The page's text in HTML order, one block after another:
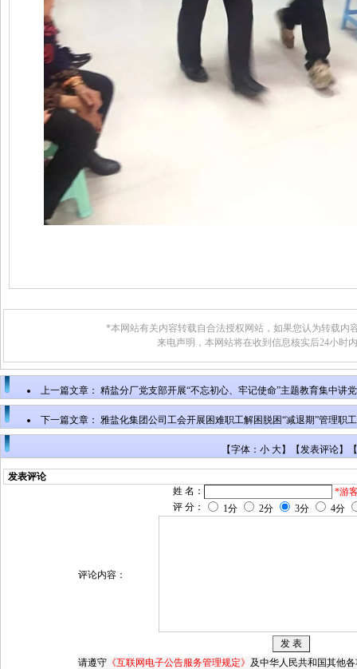
*本网站有关内容转载自合法授权网站，如果您认为转载内
来电声明，本网站将在收到信息核实后24小时
上一篇文章： 精盐分厂党支部开展“不忘初心、牢记使命”主题教育集中讲
下一篇文章： 雅盐化集团公司工会开展困难职工解困脱困“减退期”管理职
【字体：小 大】【发表评论】【
发表评论
姓 名：
*游
评 分：
1分 2分 3分 4分
评论内容：
请遵守 《互联网电子公告服务管理规定》 及中华人民共和国其他